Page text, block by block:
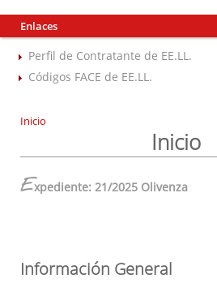
Enlaces
Perfil de Contratante de EE.LL.
Códigos FACE de EE.LL.
Inicio
Inicio
Expediente: 21/2025 Olivenza
Información General